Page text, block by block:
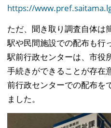
https://
ただ、聞き取り調査自体は
駅や民間施設での配布も行
駅前行政センターは、市役
手続きができることが存在
前行政センターでの配布を
ました。